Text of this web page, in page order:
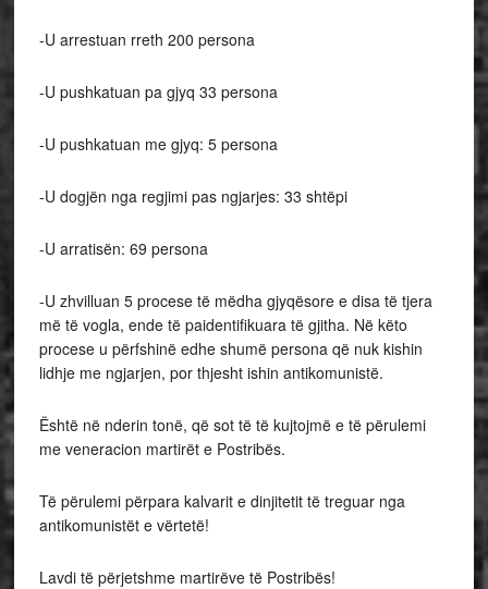
-U arrestuan rreth 200 persona
-U pushkatuan pa gjyq 33 persona
-U pushkatuan me gjyq: 5 persona
-U dogjën nga regjimi pas ngjarjes: 33 shtëpi
-U arratisën: 69 persona
-U zhvilluan 5 procese të mëdha gjyqësore e disa të tjera
më të vogla, ende të paidentifikuara të gjitha. Në këto
procese u përfshinë edhe shumë persona që nuk kishin
lidhje me ngjarjen, por thjesht ishin antikomunistë.
Është në nderin tonë, që sot të të kujtojmë e të përulemi
me veneracion martirët e Postribës.
Të përulemi përpara kalvarit e dinjitetit të treguar nga
antikomunistët e vërtetë!
Lavdi të përjetshme martirëve të Postribës!